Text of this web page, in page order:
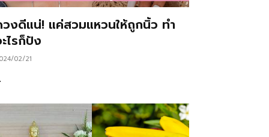
งดีแน่! แค่สวมแหวนให้ถูกนิ้ว ทำ
ไรก็ปัง
02/21